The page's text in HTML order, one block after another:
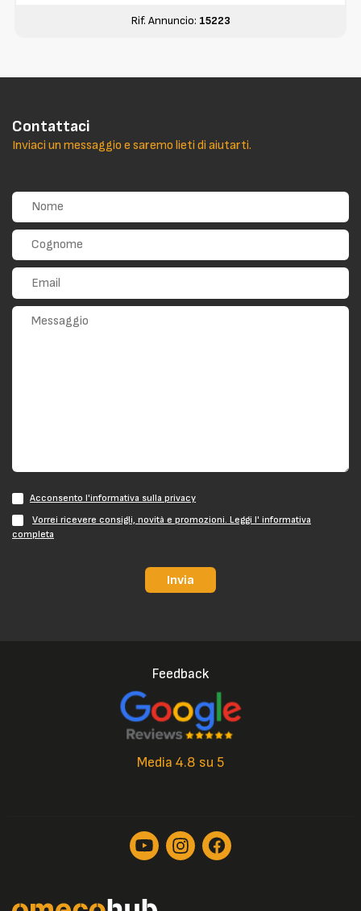
Rif. Annuncio: 15223
Contattaci
Inviaci un messaggio e saremo lieti di aiutarti.
Acconsento l'informativa sulla privacy
Vorrei ricevere consigli, novità e promozioni. Leggi l' informativa
completa
Invia
Feedback
Media 4.8 su 5